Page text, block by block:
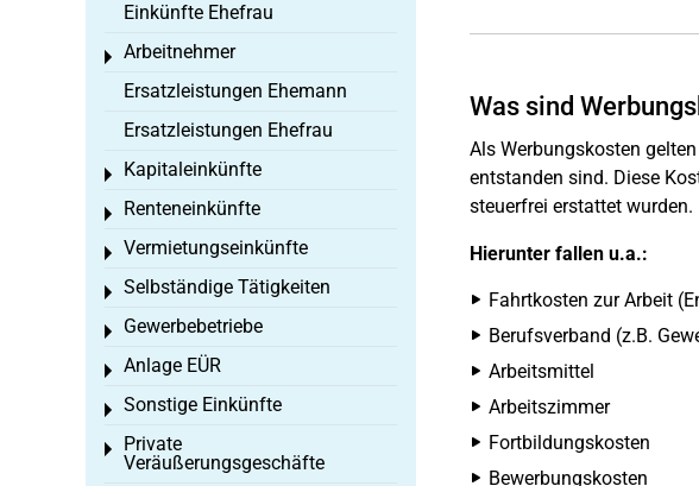
Was sind
Als Werbungskosten
entstanden sind. Diese
steuerfrei erstattet wurden.
Hierunter fallen u.a.:
Fahrtkosten zur Arbeit
Berufsverband (z.B.
Arbeitsmittel
Arbeitszimmer
Fortbildungskosten
Bewerbungskosten
Einkünfte Ehefrau
Arbeitnehmer
Toggle menu
Ersatzleistungen Ehemann
Ersatzleistungen Ehefrau
Kapitaleinkünfte
Toggle menu
Renteneinkünfte
Toggle menu
Vermietungseinkünfte
Toggle menu
Selbständige Tätigkeiten
Toggle menu
Gewerbebetriebe
Toggle menu
Anlage EÜR
Toggle menu
Sonstige Einkünfte
Toggle menu
Private
Veräußerungsgeschäfte
Toggle menu